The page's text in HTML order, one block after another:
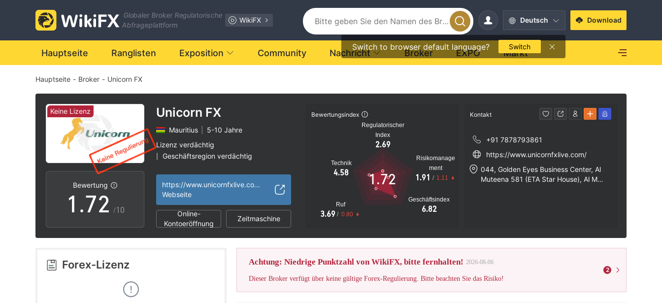
Globaler Broker Regulatorische
Abfrageplattform
WikiFX Deutsch
Switch to browser default language? Switch
Download
Hauptseite Ranglisten Exposition Community Nachricht Broker EXPO Markt
Hauptseite - Broker - Unicorn FX
Keine Lizenz
Bewertung
0
1
2
3
.
1
2
3
4
5
6
7
8
9
0
1
2
3
4
/10
Unicorn FX
Mauritius
5-10 Jahre
Lizenz verdächtig
Geschäftsregion verdächtig
https://www.unicornfxlive.com/
Webseite
Online-
Kontoeröffnung
Zeitmaschine
Bewertungsindex
Regulatorischer
Index
2.69
Technik
4.58
Ruf
3.69 / 0.80
Geschäftsindex
6.82
Risikomanage
ment
1.91 / 1.11
1.72
Kontakt
+91 7878793861
https://www.unicornfxlive.com/
044, Golden Eyes Business Center, Al
Muteena 581 (ETA Star House), Al Mut
Forex-Lizenz Achtung: Niedrige Punktzahl von WikiFX, bitte fernhalten! 2026-08-06
Dieser Broker verfügt über keine gültige Forex-Regulierung. Bitte beachten Sie das Risiko!
2